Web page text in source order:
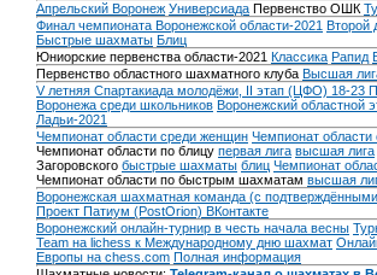
Апрельский Воронеж Универсиада Первенство ОШК
Финал чемпионата Воронежской области-2021 Второй
Быстрые шахматы Блиц
Юниорские первенства области-2021 Классика Рапид
Первенство областного шахматного клуба Высшая
V летняя Спартакиада молодёжи, II этап (ЦФО) 18-23
Воронежа среди школьников Воронежский областной
Ладьи-2021
Чемпионат области среди женщин Чемпионат области
Чемпионат области по блицу первая лига высшая лига
Загоровского быстрые шахматы блиц Чемпионат
Чемпионат области по быстрым шахматам высшая
Воронежская шахматная команда (с
Проект Патиум (PostOrion) ВКонтакте
Воронежский онлайн-турнир в честь начала весны
Team на lichess к Международному дню шахмат
Европы на chess.com Полная информация